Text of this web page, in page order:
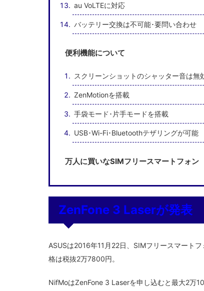
au VoLTEに対応
バッテリー交換は不可能･要問い合わせ
便利機能について
スクリーンショットのシャッター音は無
ZenMotionを搭載
手袋モード･片手モードを搭載
USB･Wi-Fi･Bluetoothテザリングが可能
万人に買いなSIMフリースマートフォン
ZenFone 3 Laserが発表
ASUSは2016年11月22日、SIMフリースマート
格は税抜2万7800円。
NifMoはZenFone 3 Laserを申し込むと最大2万